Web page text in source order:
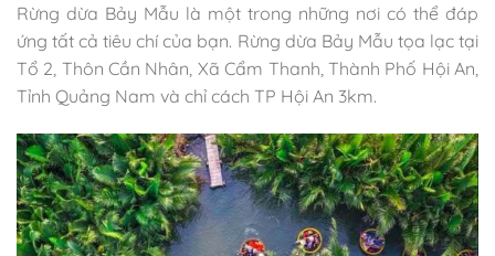
Rừng dừa Bảy Mẫu là một trong những nơi có thể đáp
ứng tất cả tiêu chí của bạn. Rừng dừa Bảy Mẫu tọa lạc tại
Tổ 2, Thôn Cần Nhân, Xã Cẩm Thanh, Thành Phố Hội An,
Tỉnh Quảng Nam và chỉ cách TP Hội An 3km.